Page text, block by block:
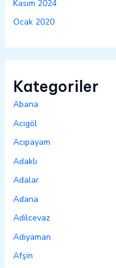
Kasım 2024
Ocak 2020
Kategoriler
Abana
Acıgöl
Acıpayam
Adaklı
Adalar
Adana
Adilcevaz
Adıyaman
Afşin